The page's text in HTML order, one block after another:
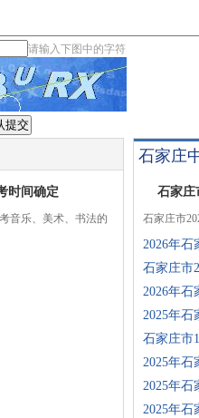
请输入下图中的字符
时间确定
音乐、美术、书法的
石家庄
石家庄
石家庄市
2026年石
石家庄市
2026年石
2025年石
石家庄市
2025年石
2025年石
2025年石